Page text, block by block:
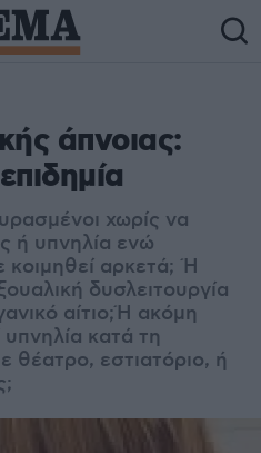
άπνοιας:
χωρίς να
ή υπνηλία ενώ
κοιμηθεί αρκετά; Ή
δυσλειτουργία
αίτιο;Ή ακόμη
κατά τη
θέατρο, εστιατόριο, ή